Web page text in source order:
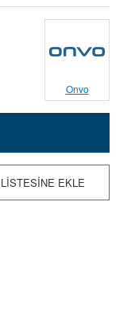
Onvo
EKLE